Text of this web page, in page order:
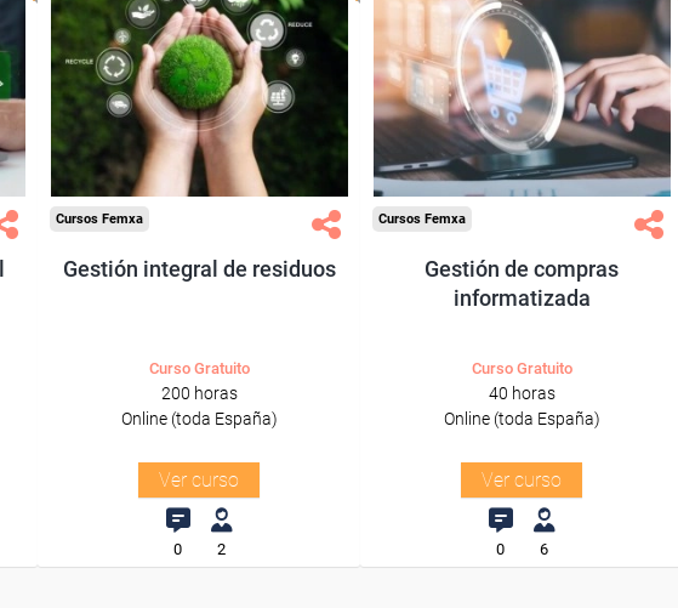
Para desempleados,
trabajadores y autónomos.
Sector
-Mediambiente.
Cursos Femxa
Gestión integral de residuos
Curso Gratuito
200 horas
Online (toda España)
Ver curso
0 2
Para desempleados,
trabajadores y autónomos.
Sector
-Grandes Almacenes.
Cursos Femxa
Gestión de compras
informatizada
Curso Gratuito
40 horas
Online (toda España)
Ver curso
0 6